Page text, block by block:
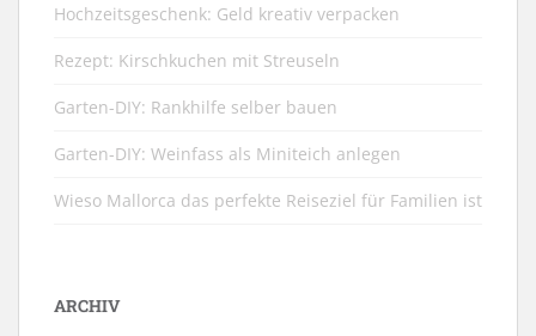
Hochzeitsgeschenk: Geld kreativ verpacken
Rezept: Kirschkuchen mit Streuseln
Garten-DIY: Rankhilfe selber bauen
Garten-DIY: Weinfass als Miniteich anlegen
Wieso Mallorca das perfekte Reiseziel für Familien ist
ARCHIV